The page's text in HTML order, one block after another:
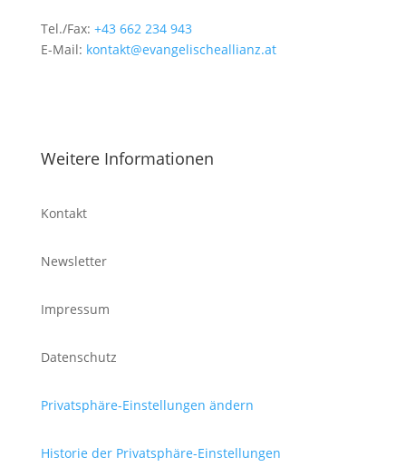
Tel./Fax: +43 662 234 943
E-Mail: kontakt@evangelischeallianz.at
Weitere Informationen
Kontakt
Newsletter
Impressum
Datenschutz
Privatsphäre-Einstellungen ändern
Historie der Privatsphäre-Einstellungen